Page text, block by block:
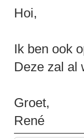
Hoi,
Ik ben ook
Deze zal al
Groet,
René